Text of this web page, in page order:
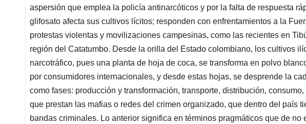
aspersión que emplea la policía antinarcóticos y por la falta de respuesta
glifosato afecta sus cultivos lícitos; responden con enfrentamientos a la
protestas violentas y movilizaciones campesinas, como las recientes en
región del Catatumbo. Desde la orilla del Estado colombiano, los cultivos
narcotráfico, pues una planta de hoja de coca, se transforma en polvo
por consumidores internacionales, y desde estas hojas, se desprende la
como fases: producción y transformación, transporte, distribución,
que prestan las mafias o redes del crimen organizado, que dentro del país
bandas criminales. Lo anterior significa en términos pragmáticos que de